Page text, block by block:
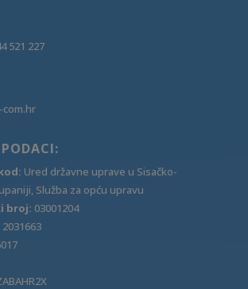
521 227
com.hr
Ured državne uprave u Sisačko-
Služba za opću upravu
broj: 03001204
2031663